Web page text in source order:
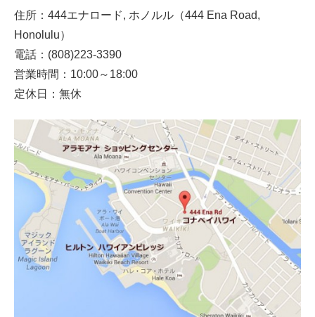
住所：444エナロード, ホノルル（444 Ena Road,
Honolulu）
電話：(808)223-3390
営業時間：10:00～18:00
定休日：無休